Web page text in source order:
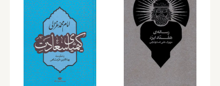
مطالعات
خاورمیانه